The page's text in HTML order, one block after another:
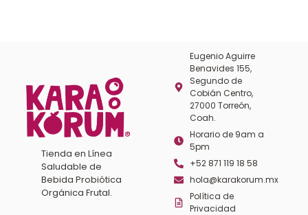
Tienda en Línea
Saludable de
Bebida Probiótica
Orgánica Frutal.
Eugenio Aguirre
Benavides 155,
Segundo de
Cobián Centro,
27000 Torreón,
Coah.
Horario de 9am a
5pm
+52 871 119 18 58
hola@karakorum.mx
Política de
Privacidad